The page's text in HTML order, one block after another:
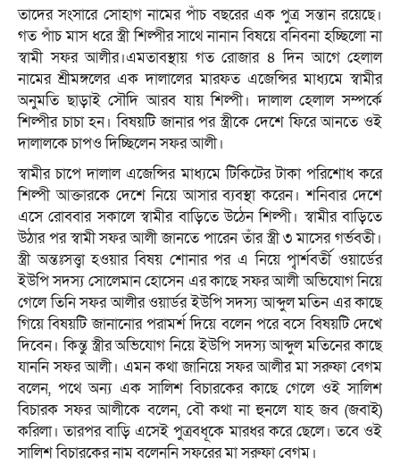
তাদের সংসারে সোহাগ নামের পাঁচ বছরের এক পুত্র সন্তান রয়েছে।
গত পাঁচ মাস ধরে স্ত্রী শিল্পীর সাথে নানান বিষয়ে বনিবনা হচ্ছিলো না
স্বামী সফর আলীর।এমতাবস্থায় গত রোজার ৪ দিন আগে হেলাল
নামের শ্রীমঙ্গলের এক দালালের মারফত এজেন্সির মাধ্যমে স্বামীর
অনুমতি ছাড়াই সৌদি আরব যায় শিল্পী। দালাল হেলাল সম্পর্কে
শিল্পীর চাচা হন। বিষয়টি জানার পর স্ত্রীকে দেশে ফিরে আনতে ওই
দালালকে চাপও দিচ্ছিলেন সফর আলী।
স্বামীর চাপে দালাল এজেন্সির মাধ্যমে টিকিটের টাকা পরিশোধ করে
শিল্পী আক্তারকে দেশে নিয়ে আসার ব্যবস্থা করেন। শনিবার দেশে
এসে রোববার সকালে স্বামীর বাড়িতে উঠেন শিল্পী। স্বামীর বাড়িতে
উঠার পর স্বামী সফর আলী জানতে পারেন তাঁর স্ত্রী ৩ মাসের গর্ভবতী।
স্ত্রী অন্তঃসত্ত্বা হওয়ার বিষয় শোনার পর এ নিয়ে প্বার্শবর্তী ওয়ার্ডের
ইউপি সদস্য সোলেমান হোসেন এর কাছে সফর আলী অভিযোগ নিয়ে
গেলে তিনি সফর আলীর ওয়ার্ডর ইউপি সদস্য আব্দুল মতিন এর কাছে
গিয়ে বিষয়টি জানানোর পরামর্শ দিয়ে বলেন পরে বসে বিষয়টি দেখে
দিবেন। কিন্তু স্ত্রীর অভিযোগ নিয়ে ইউপি সদস্য আব্দুল মতিনের কাছে
যাননি সফর আলী। এমন কথা জানিয়ে সফর আলীর মা সরুফা বেগম
বলেন, পথে অন্য এক সালিশ বিচারকের কাছে গেলে ওই সালিশ
বিচারক সফর আলীকে বলেন, বৌ কথা না হুনলে যাহ জব (জবাই)
করিলা। তারপর বাড়ি এসেই পুত্রবধূকে মারধর করে ছেলে। তবে ওই
সালিশ বিচারকের নাম বলেননি সফরের মা সরুফা বেগম।